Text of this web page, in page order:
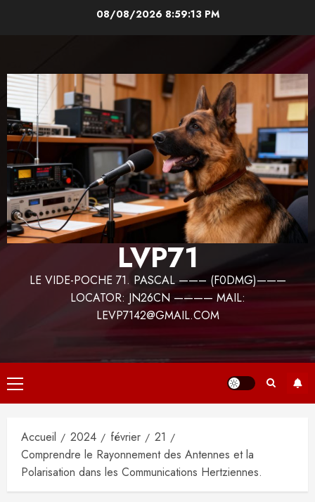
08/08/2026 8:59:14 PM
LVP71
LE VIDE-POCHE 71. PASCAL ——– (F0DMG)———
LOCATOR: JN26CN ———— MAIL:
LEVP7142@GMAIL.COM
Menu
principal
Accueil 2024 février
21
Comprendre le Rayonnement des Antennes et la
Polarisation dans les Communications Hertziennes.